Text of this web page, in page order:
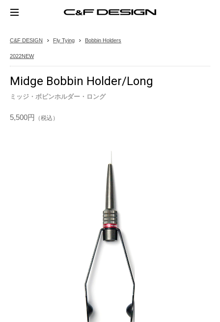
C&F DESIGN Fly Tying Bobbin Holders
2022NEW
Midge Bobbin Holder/Long
ミッジ・ボビンホルダー・ロング
5,500円 （税込）